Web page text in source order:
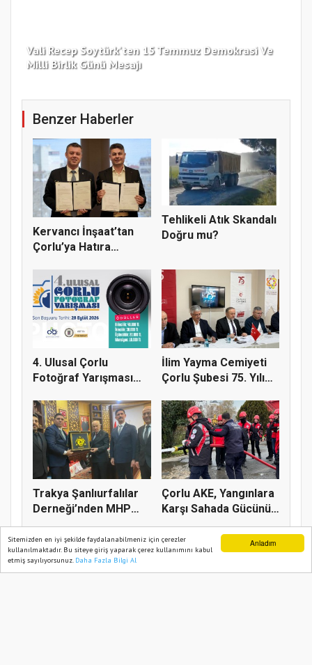
Anladım
Sitemizden en iyi şekilde faydalanabilmeniz için çerezler
kullanılmaktadır. Bu siteye giriş yaparak çerez kullanımını kabul
etmiş sayılıyorsunuz. Daha Fazla Bilgi Al
Vali Recep Soytürk'ten 15 Temmuz Demokrasi Ve
Milli Birlik Günü Mesajı
Benzer Haberler
Kervancı İnşaat’tan
Çorlu’ya Hatıra
Tehlikeli Atık Skandalı
Doğru mu?
4. Ulusal Çorlu
Fotoğraf Yarışması
İlim Yayma Cemiyeti
Çorlu Şubesi 75. Yılı
Trakya Şanlıurfalılar
Derneği’nden MHP
Genel...
Çorlu AKE, Yangınlara
Karşı Sahada Gücünü
Art...
Ana Sayfa Web TV